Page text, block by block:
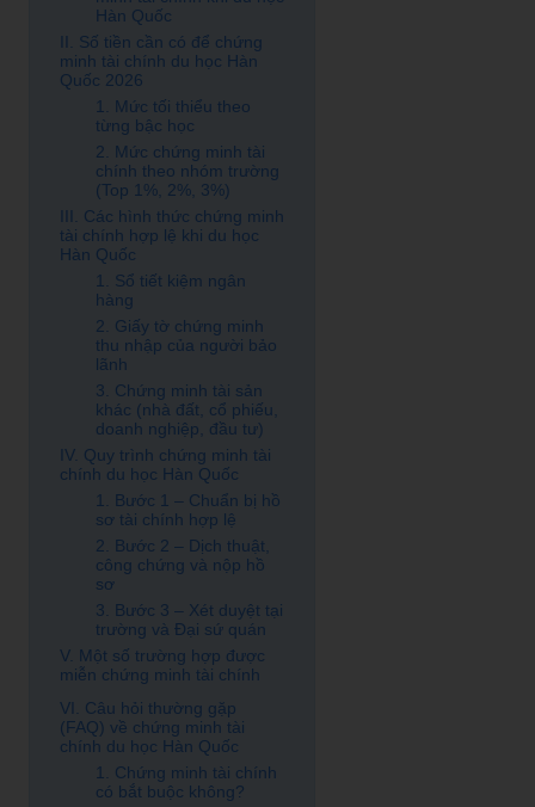
Hàn Quốc
II. Số tiền cần có để chứng
minh tài chính du học Hàn
Quốc 2026
1. Mức tối thiểu theo
từng bậc học
2. Mức chứng minh tài
chính theo nhóm trường
(Top 1%, 2%, 3%)
III. Các hình thức chứng minh
tài chính hợp lệ khi du học
Hàn Quốc
1. Sổ tiết kiệm ngân
hàng
2. Giấy tờ chứng minh
thu nhập của người bảo
lãnh
3. Chứng minh tài sản
khác (nhà đất, cổ phiếu,
doanh nghiệp, đầu tư)
IV. Quy trình chứng minh tài
chính du học Hàn Quốc
1. Bước 1 – Chuẩn bị hồ
sơ tài chính hợp lệ
2. Bước 2 – Dịch thuật,
công chứng và nộp hồ
sơ
3. Bước 3 – Xét duyệt tại
trường và Đại sứ quán
V. Một số trường hợp được
miễn chứng minh tài chính
VI. Câu hỏi thường gặp
(FAQ) về chứng minh tài
chính du học Hàn Quốc
1. Chứng minh tài chính
có bắt buộc không?